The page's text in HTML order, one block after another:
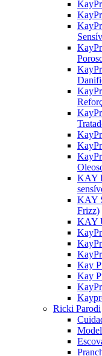
KAY
KAY
Frizz)
KAY
Kay
Kay
Ricki Parodi